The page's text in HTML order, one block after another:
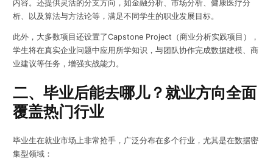
内容。还提供灵活的分支方向，如金融分析、市场分析、健康医疗分
析、以及算法与方法论等，满足不同学生的职业发展目标。
此外，大多数项目还设置了Capstone Project（商业分析实践项目），
学生将在真实企业问题中应用所学知识，与团队协作完成数据建模、商
业建议等任务，增强实战能力。
二、毕业后能去哪儿？就业方向全面
覆盖热门行业
毕业生在就业市场上非常抢手，广泛分布在多个行业，尤其是在数据密
集型领域：